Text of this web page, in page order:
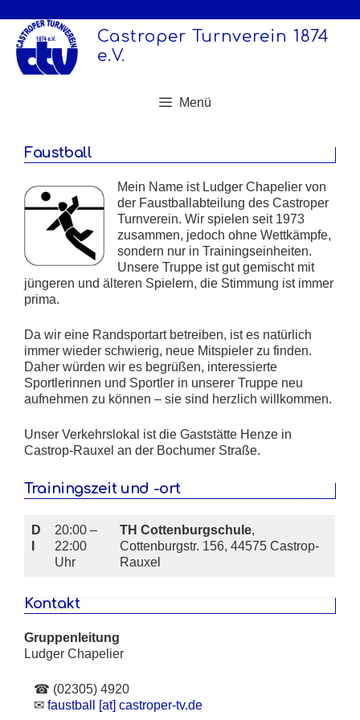
Inhalt
springen
Castroper Turnverein 1874
e.V.
Menü
Faustball
Mein Name ist Ludger Chapelier von
der Faustballabteilung des Castroper
Turnverein. Wir spielen seit 1973
zusammen, jedoch ohne Wettkämpfe,
sondern nur in Trainingseinheiten.
Unsere Truppe ist gut gemischt mit
jüngeren und älteren Spielern, die Stimmung ist immer
prima.
Da wir eine Randsportart betreiben, ist es natürlich
immer wieder schwierig, neue Mitspieler zu finden.
Daher würden wir es begrüßen, interessierte
Sportlerinnen und Sportler in unserer Truppe neu
aufnehmen zu können – sie sind herzlich willkommen.
Unser Verkehrslokal ist die Gaststätte Henze in
Castrop-Rauxel an der Bochumer Straße.
Trainingszeit und -ort
D
20:00 –
22:00
Uhr
TH Cottenburgschule,
Cottenburgstr. 156, 44575 Castrop-
Rauxel
Kontakt
Gruppenleitung
Ludger Chapelier
☎ (02305) 4920
✉ faustball [at] castroper-tv.de